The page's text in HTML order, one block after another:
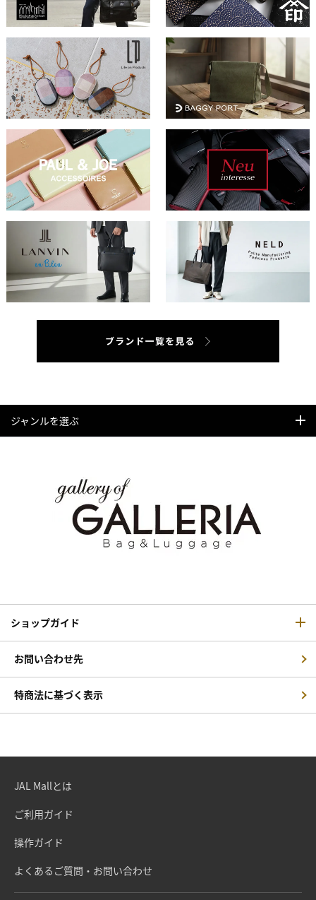
ジャンルを選ぶ
ショップガイド
お問い合わせ先
特商法に基づく表示
JAL Mallとは
ご利用ガイド
操作ガイド
よくあるご質問・お問い合わせ